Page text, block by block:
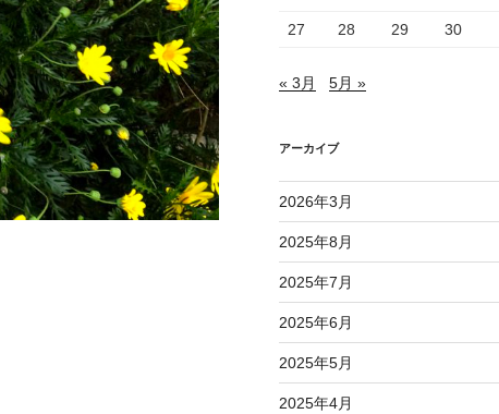
27 28 29 30
« 3月 5月 »
アーカイブ
2026年3月
2025年8月
2025年7月
2025年6月
2025年5月
2025年4月